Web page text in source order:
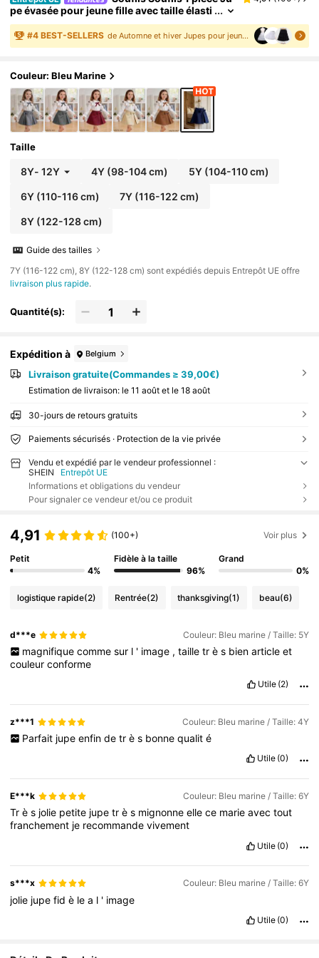
pe évasée pour jeune fille avec taille élasti
que et décoration de nœud, mode élégant
e et décontractée pour l'extérieur
#4 BEST-SELLERS de Automne et hiver Jupes pour jeunes filles
Couleur: Bleu Marine
Taille
8Y- 12Y 4Y (98-104 cm) 5Y (104-110 cm)
6Y(110-116 cm) 7Y (116-122 cm)
8Y(122-128 cm)
Guide des tailles
​7Y (116-122 cm), 8Y (122-128 cm) sont expédiés depuis Entrepôt UE offre
livraison plus rapide.
Quantité(s):
Expédition à Belgium
Livraison gratuite(Commandes ≥ 39,00€)
Estimation de livraison: le 11 août et le 18 août
30-jours de retours gratuits
Paiements sécurisés · Protection de la vie privée
Vendu et expédié par le vendeur professionnel :
SHEIN
Entrepôt UE
Informations et obligations du vendeur
Pour signaler ce vendeur et/ou ce produit
4,91 (100+) Voir plus
Petit
4%
Fidèle à la taille
96%
Grand
0%
logistique rapide(2) Rentrée(2) thanksgiving(1) beau(6)
d***e Couleur: Bleu marine / Taille: 5Y
magnifique comme sur l ' image , taille tr è s bien article et
couleurconforme
Utile (2)
z***1 Couleur: Bleu marine / Taille: 4Y
Parfait jupe enfin de tr è s bonne qualit é
Utile (0)
E***k Couleur: Bleu marine / Taille: 6Y
Très jolie petite jupetrès mignonneellece marieavectout
franchement je recommandevivement
Utile (0)
s***x Couleur: Bleu marine / Taille: 6Y
jolie jupefidè lea l ' image
Utile (0)